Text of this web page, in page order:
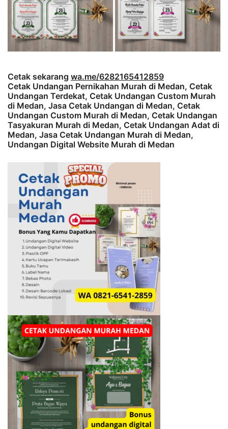
Cetak sekarang wa.me/6282165412859
Cetak Undangan Pernikahan Murah di Medan, Cetak
Undangan Terdekat, Cetak Undangan Custom Murah
di Medan, Jasa Cetak Undangan di Medan, Cetak
Undangan Custom Murah di Medan, Cetak Undangan
Tasyakuran Murah di Medan, Cetak Undangan Adat di
Medan, Jasa Cetak Undangan Murah di Medan,
Undangan Digital Website Murah di Medan